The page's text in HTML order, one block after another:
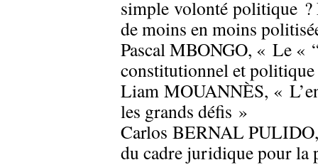
simple volonté politique ?
de moins en moins
Pascal MBONGO, « Le «
constitutionnel et
Liam MOUANNÈS, «
les grands défis »
Carlos BERNAL
du cadre juridique pour la